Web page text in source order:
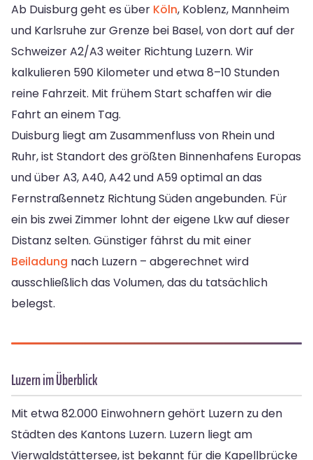
Ab Duisburg geht es über Köln, Koblenz, Mannheim
und Karlsruhe zur Grenze bei Basel, von dort auf der
Schweizer A2/A3 weiter Richtung Luzern. Wir
kalkulieren 590 Kilometer und etwa 8–10 Stunden
reine Fahrzeit. Mit frühem Start schaffen wir die
Fahrt an einem Tag.
Duisburg liegt am Zusammenfluss von Rhein und
Ruhr, ist Standort des größten Binnenhafens Europas
und über A3, A40, A42 und A59 optimal an das
Fernstraßennetz Richtung Süden angebunden. Für
ein bis zwei Zimmer lohnt der eigene Lkw auf dieser
Distanz selten. Günstiger fährst du mit einer
Beiladung nach Luzern – abgerechnet wird
ausschließlich das Volumen, das du tatsächlich
belegst.
Luzern im Überblick
Mit etwa 82.000 Einwohnern gehört Luzern zu den
Städten des Kantons Luzern. Luzern liegt am
Vierwaldstättersee, ist bekannt für die Kapellbrücke